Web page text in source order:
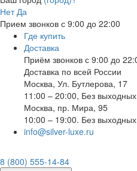
Нет Да
Прием звонков с 9:00 до 22:00
Где купить
Доставка
Приём звонков с 9:00 до
Доставка по всей России
Москва, Ул. Бутлерова, 17
11:00 – 20:00, Без
Москва, пр. Мира, 95
10:00 – 19:00. Без
info@silver-luxe.ru
8 (800) 555-14-84